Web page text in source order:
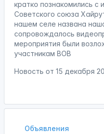
кратко познакомились с
Советского союза
нашем селе названа
сопровождалось
мероприятия были
участникам ВОВ
Новость от 15 декабря
Объявления